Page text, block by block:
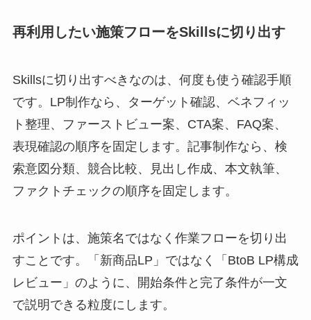
再利用したい施策フローをSkillsに切り出す
Skillsに切り出すべきなのは、何度も使う確認手順
です。LP制作なら、ターゲット確認、ベネフィッ
ト整理、ファーストビュー案、CTA案、FAQ案、
表現確認の順序を固定します。記事制作なら、検
索意図分類、競合比較、見出し作成、本文執筆、
ファクトチェックの順序を固定します。
ポイントは、施策名ではなく作業フローを切り出
すことです。「新商品LP」ではなく「BtoB LP構成
レビュー」のように、開始条件と完了条件が一文
で説明できる粒度にします。